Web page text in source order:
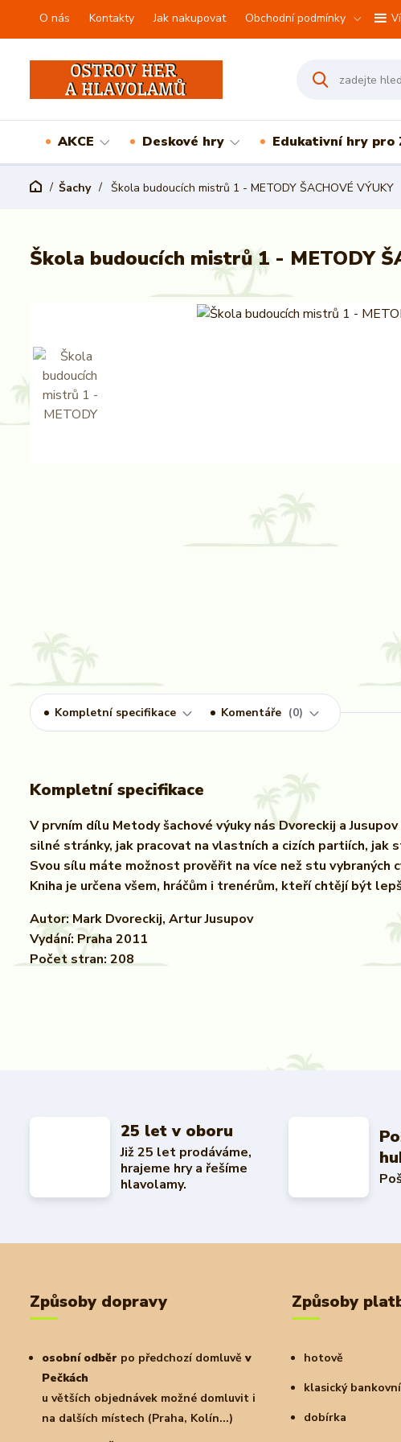
O nás Kontakty Jak nakupovat Obchodní podmínky
AKCE Deskové hry Edukativní hry pro
Šachy Škola budoucích mistrů 1 - METODY ŠACHOVÉ VÝUKY
Škola budoucích mistrů 1 - METODY
Kompletní specifikace Komentáře 0
Kompletní specifikace
V prvním dílu Metody šachové výuky nás Dvoreckij a
silné stránky, jak pracovat na vlastních a cizích partiích, jak
Svou sílu máte možnost prověřit na více než stu vybraných
Kniha je určena všem, hráčům i trenérům, kteří chtějí být
Autor: Mark Dvoreckij, Artur Jusupov
Vydání: Praha 2011
Počet stran: 208
25 let v oboru
Již 25 let prodáváme,
hrajeme hry a řešíme
hlavolamy.
Způsoby dopravy
osobní odběr po předchozí domluvě v
Pečkách
u větších objednávek možné domluvit i
na dalších místech (Praha, Kolín...)
Způsoby
hotově
klasický
dobírka